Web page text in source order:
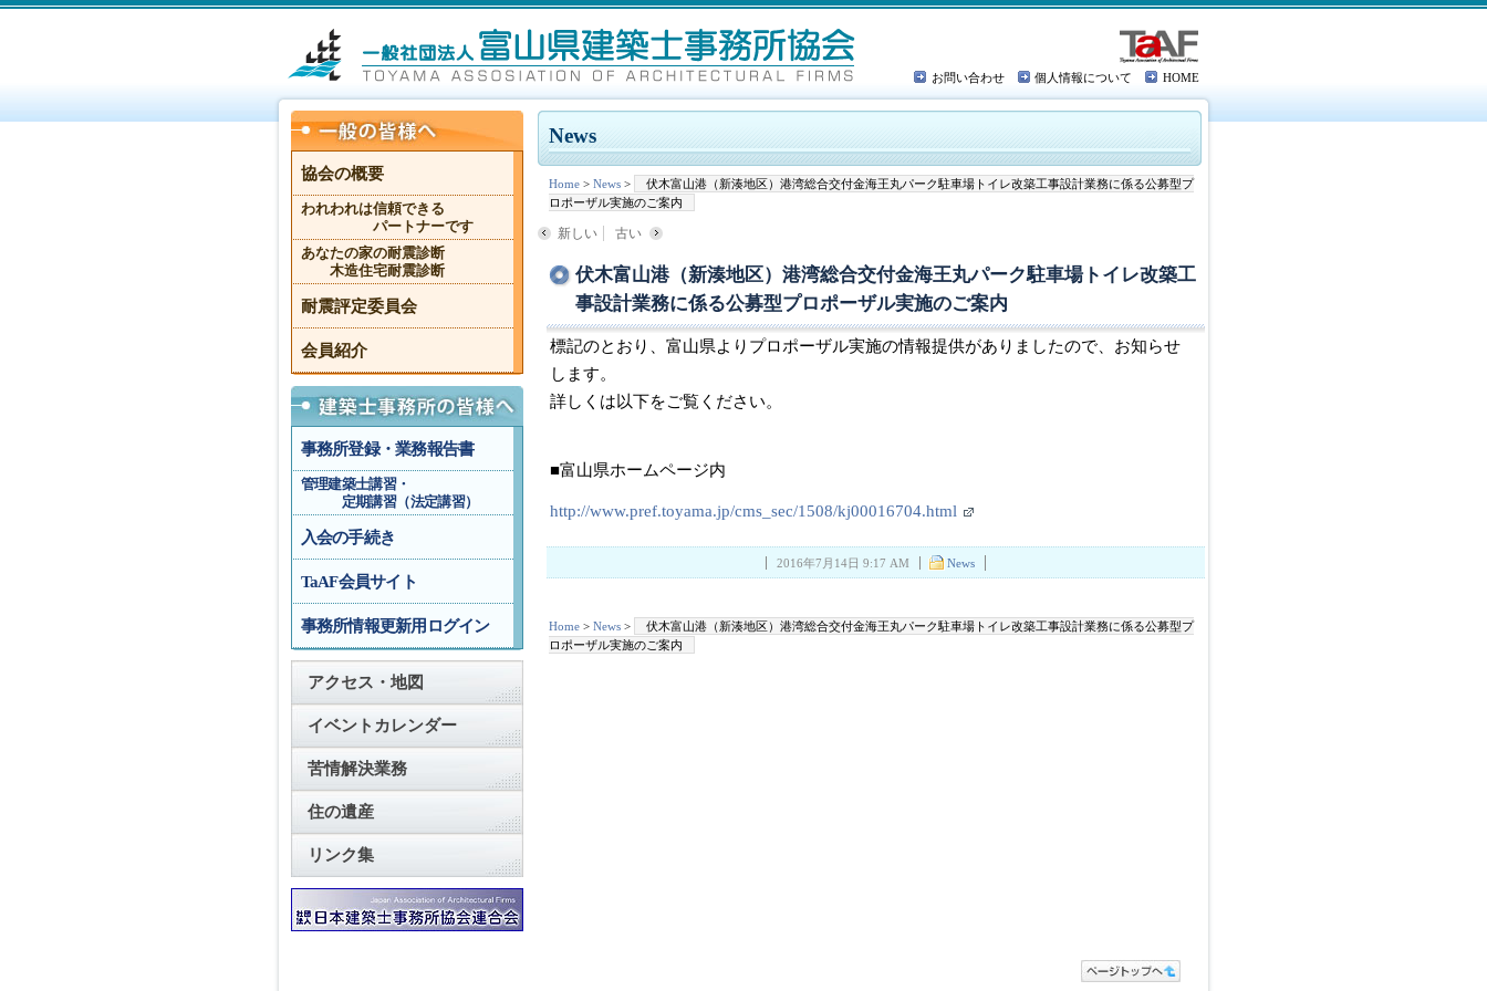
お問い合わせ 個人情報について HOME
News
Home > News >
伏木富山港（新湊地区）港湾総合交付金海王丸パーク駐車場トイレ改築工事設計業務に係る公募型プ
ロポーザル実施のご案内
新しい 古い
伏木富山港（新湊地区）港湾総合交付金海王丸パーク駐車場トイレ改築工
事設計業務に係る公募型プロポーザル実施のご案内
標記のとおり、富山県よりプロポーザル実施の情報提供がありましたので、お知らせ
します。
詳しくは以下をご覧ください。
■富山県ホームページ内
http://www.pref.toyama.jp/cms_sec/1508/kj00016704.html
2016年7月14日 9:17 AM News
Home > News >
伏木富山港（新湊地区）港湾総合交付金海王丸パーク駐車場トイレ改築工事設計業務に係る公募型プ
ロポーザル実施のご案内
協会の概要
われわれは信頼できる
パートナーです
あなたの家の耐震診断
木造住宅耐震診断
耐震評定委員会
会員紹介
事務所登録・業務報告書
管理建築士講習・
定期講習（法定講習）
入会の手続き
TaAF会員サイト
事務所情報更新用ログイン
アクセス・地図
イベントカレンダー
苦情解決業務
住の遺産
リンク集